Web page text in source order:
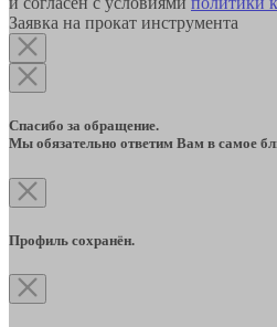
Заявка на прокат инструмента
Спасибо за обращение.
Мы обязательно ответим Вам в самое
Профиль сохранён.